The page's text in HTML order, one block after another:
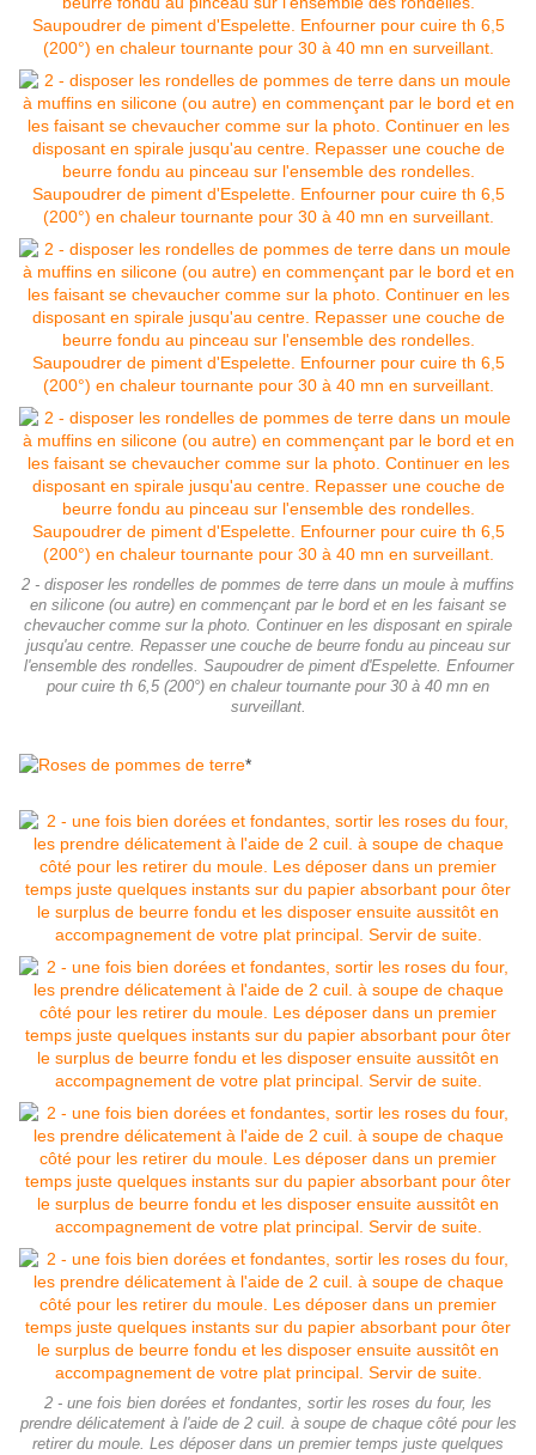
2 - disposer les rondelles de pommes de terre dans un moule à muffins
en silicone (ou autre) en commençant par le bord et en les faisant se
chevaucher comme sur la photo. Continuer en les disposant en spirale
jusqu'au centre. Repasser une couche de beurre fondu au pinceau sur
l'ensemble des rondelles. Saupoudrer de piment d'Espelette. Enfourner
pour cuire th 6,5 (200°) en chaleur tournante pour 30 à 40 mn en
surveillant.
*
2 - une fois bien dorées et fondantes, sortir les roses du four, les
prendre délicatement à l'aide de 2 cuil. à soupe de chaque côté pour les
retirer du moule. Les déposer dans un premier temps juste quelques